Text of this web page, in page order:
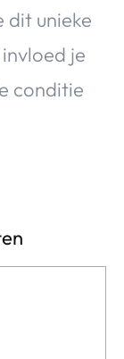
dit unieke
je
conditie